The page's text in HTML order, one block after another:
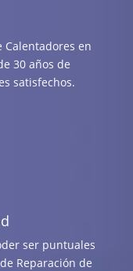
Calentadores en
30 años de
satisfechos.
ser puntuales
Reparación de